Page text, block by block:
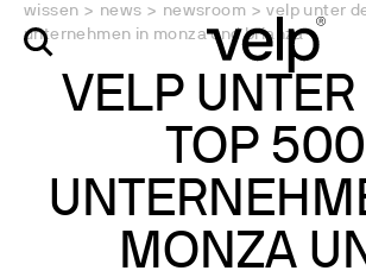
wissen > news > newsroom > velp unter
unternehmen in monza und brianza
VELP
TOP 500
MONZA